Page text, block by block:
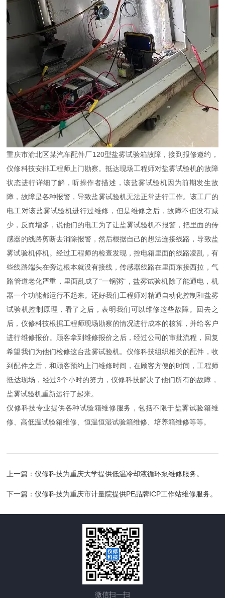
重庆市渝北区某汽车配件厂120型盐雾试验箱故障，接到报修邀约，
仪修科技安排工程师上门勘察。抵达现场工程师对盐雾试验机的故障
状态进行详细了解，听操作者描述，该盐雾试验机因为前期发生故
障，故障是各种报警，导致盐雾试验机无法正常进行工作。该工厂的
电工对该盐雾试验机进行过维修，但是维修之后，故障不但没有减
少，反而增多，说他们的电工为了让盐雾试验机不报警，把里面的传
感器的线路剪断去消除报警，然后根据自己的想法连接线路，导致盐
雾试验机停机。经过工程师的检查发现，控电箱里面的线路凌乱，有
些线路端头在旁边根本就没有接线，传感器线路在里面东接西拉，气
路管道老化严重，里面乱成了“一锅粥"，盐雾试验机除了能通电，机
器一个功能都运行不起来。还好我们工程师对精通自动化控制和盐雾
试验机控制原理，看了之后，表明我们可以维修这些故障。回去之
后，仪修科技根据工程师现场勘察的情况进行成本的核算，并给客户
进行维修报价。顾客拿到维修报价之后，经过公司的审批流程，回复
希望我们为他们检修这台盐雾试验机。仪修科技组织相关的配件，收
到配件之后，和顾客预约上门维修时间，在顾客方便的时间，工程师
抵达现场，经过3个小时的努力，仪修科技解决了他们所有的故障，
盐雾试验机重新运行了起来。
仪修科技专业提供各种试验箱维修服务，包括不限于盐雾试验箱维
修、高低温试验箱维修、恒温恒湿试验箱维修、培养箱维修等等。
上一篇：仪修科技为重庆大学提供低温冷却液循环泵维修服务。
下一篇：仪修科技为重庆市计量院提供PE品牌ICP工作站维修服务。
微信扫一扫